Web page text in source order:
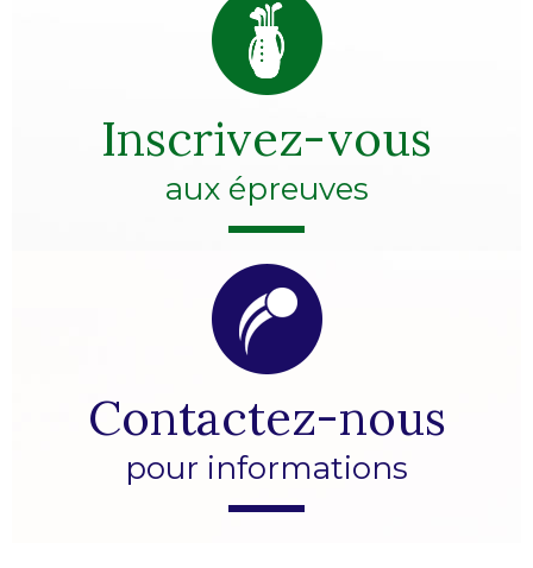
Inscrivez-vous
aux épreuves
Contactez-nous
pour informations